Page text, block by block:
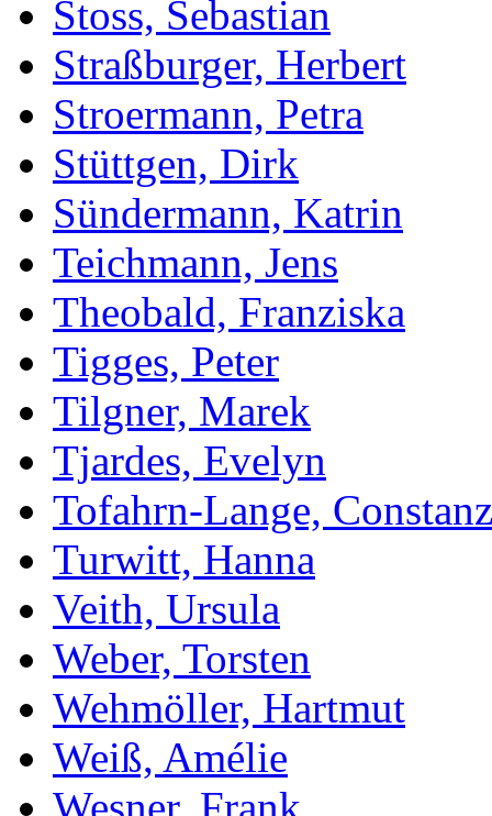
Stoss, Sebastian
Straßburger, Herbert
Stroermann, Petra
Stüttgen, Dirk
Sündermann, Katrin
Teichmann, Jens
Theobald, Franziska
Tigges, Peter
Tilgner, Marek
Tjardes, Evelyn
Tofahrn-Lange,
Turwitt, Hanna
Veith, Ursula
Weber, Torsten
Wehmöller, Hartmut
Weiß, Amélie
Wesner, Frank